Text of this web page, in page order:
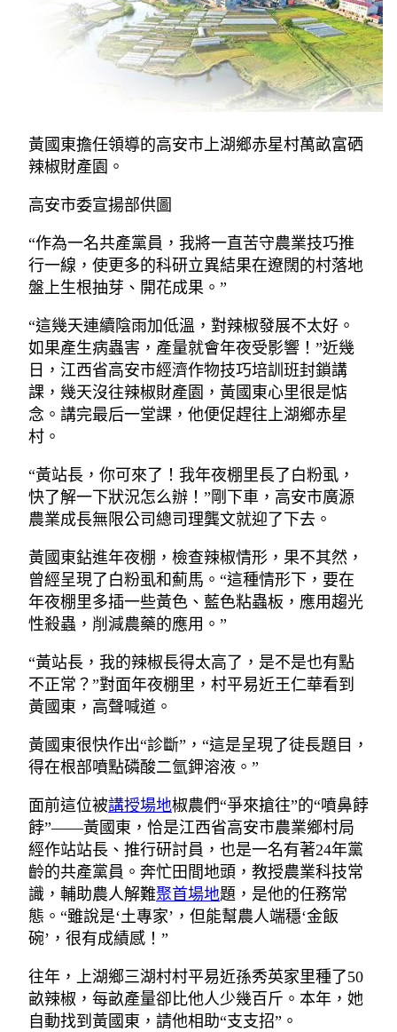
黃國東擔任領導的高安市上湖鄉赤星村萬畝富硒
辣椒財產園。
高安市委宣揚部供圖
“作為一名共產黨員，我將一直苦守農業技巧推
行一線，使更多的科研立異結果在遼闊的村落地
盤上生根抽芽、開花成果。”
“這幾天連續陰雨加低溫，對辣椒發展不太好。
如果產生病蟲害，產量就會年夜受影響！”近幾
日，江西省高安市經濟作物技巧培訓班封鎖講
課，幾天沒往辣椒財產園，黃國東心里很是惦
念。講完最后一堂課，他便促趕往上湖鄉赤星
村。
“黃站長，你可來了！我年夜棚里長了白粉虱，
快了解一下狀況怎么辦！”剛下車，高安市廣源
農業成長無限公司總司理龔文就迎了下去。
黃國東鉆進年夜棚，檢查辣椒情形，果不其然，
曾經呈現了白粉虱和薊馬。“這種情形下，要在
年夜棚里多插一些黃色、藍色粘蟲板，應用趨光
性殺蟲，削減農藥的應用。”
“黃站長，我的辣椒長得太高了，是不是也有點
不正常？”對面年夜棚里，村平易近王仁華看到
黃國東，高聲喊道。
黃國東很快作出“診斷”，“這是呈現了徒長題目，
得在根部噴點磷酸二氫鉀溶液。”
面前這位被講授場地椒農們“爭來搶往”的“噴鼻餑
餑”——黃國東，恰是江西省高安市農業鄉村局
經作站站長、推行研討員，也是一名有著24年黨
齡的共產黨員。奔忙田間地頭，教授農業科技常
識，輔助農人解難聚首場地題，是他的任務常
態。“雖說是‘土專家’，但能幫農人端穩‘金飯
碗’，很有成績感！”
往年，上湖鄉三湖村村平易近孫秀英家里種了50
畝辣椒，每畝產量卻比他人少幾百斤。本年，她
自動找到黃國東，請他相助“支支招”。